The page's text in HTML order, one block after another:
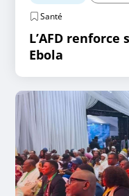
Santé
L’AFD renforce
Ebola